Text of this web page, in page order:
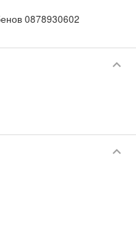
0878930602
keyboard_arrow_down
keyboard_arrow_down